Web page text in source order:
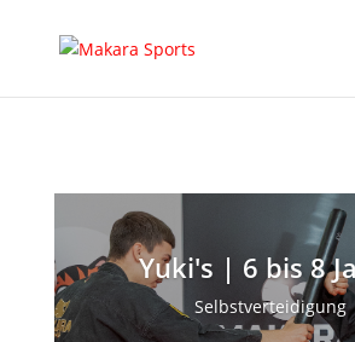
Yuki's | 6 bis 8
Selbstverteidigung